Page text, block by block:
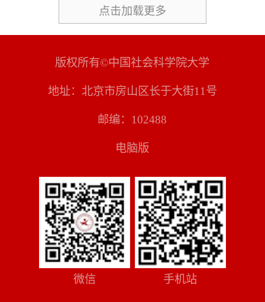
点击加载更多
版权所有©中国社会科学院大学
地址：北京市房山区长于大街11号
邮编：102488
电脑版
微信 手机站